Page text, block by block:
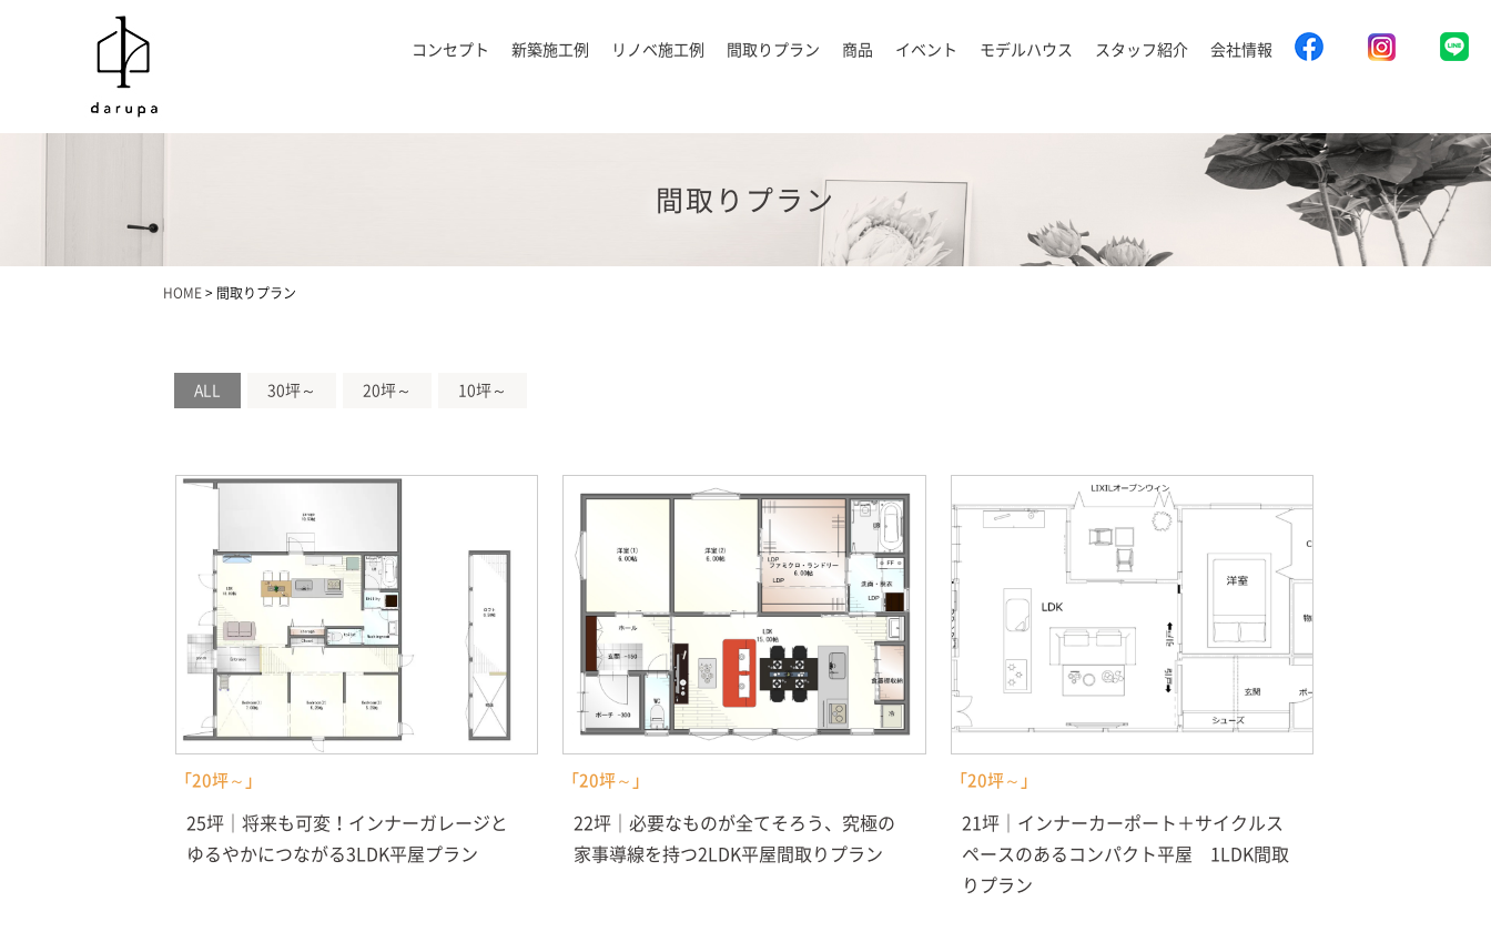
コンセプト 新築施工例 リノベ施工例 間取りプラン 商品 イベント モデルハウス スタッフ紹介 会社情報
間取りプラン
HOME > 間取りプラン
ALL 30坪～ 20坪～ 10坪～
「20坪～」
25坪｜将来も可変！インナーガレージと
ゆるやかにつながる3LDK平屋プラン
「20坪～」
22坪｜必要なものが全てそろう、究極の
家事導線を持つ2LDK平屋間取りプラン
「20坪～」
21坪｜インナーカーポート＋サイクルス
ペースのあるコンパクト平屋 1LDK間取
りプラン